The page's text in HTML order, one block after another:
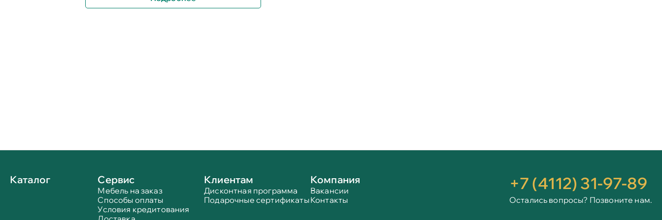
Каталог Сервис
Мебель на заказ
Способы оплаты
Условия кредитования
Клиентам
Дисконтная программа
Подарочные сертификаты
Компания
Вакансии
Контакты
+7 (4112) 31-97-89
Остались вопросы? Позвоните нам.